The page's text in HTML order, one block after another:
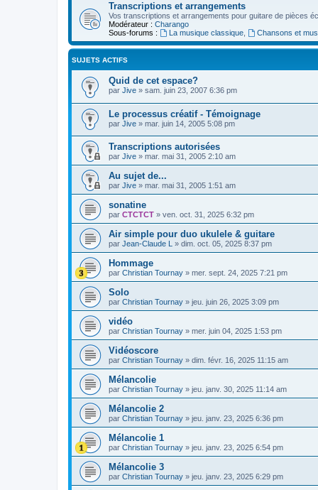
Transcriptions et arrangements
Vos transcriptions et arrangements pour guitare de pièces
Modérateur : Charango
Sous-forums :
La musique classique, Chansons et
SUJETS ACTIFS
Quid de cet espace?
par Jive » sam. juin 23, 2007 6:36 pm
Le processus créatif - Témoignage
par Jive » mar. juin 14, 2005 5:08 pm
Transcriptions autorisées
par Jive » mar. mai 31, 2005 2:10 am
Au sujet de...
par Jive » mar. mai 31, 2005 1:51 am
sonatine
par CTCTCT » ven. oct. 31, 2025 6:32 pm
Air simple pour duo ukulele & guitare
par Jean-Claude L » dim. oct. 05, 2025 8:37 pm
Hommage
par Christian Tournay » mer. sept. 24, 2025 7:21 pm
Solo
par Christian Tournay » jeu. juin 26, 2025 3:09 pm
vidéo
par Christian Tournay » mer. juin 04, 2025 1:53 pm
Vidéoscore
par Christian Tournay » dim. févr. 16, 2025 11:15 am
Mélancolie
par Christian Tournay » jeu. janv. 30, 2025 11:14 am
Mélancolie 2
par Christian Tournay » jeu. janv. 23, 2025 6:36 pm
Mélancolie 1
par Christian Tournay » jeu. janv. 23, 2025 6:54 pm
Mélancolie 3
par Christian Tournay » jeu. janv. 23, 2025 6:29 pm